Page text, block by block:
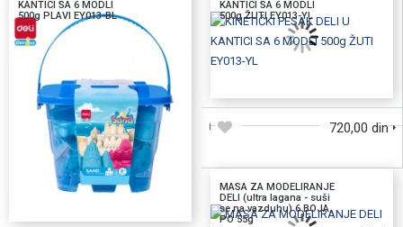
KANTICI SA 6 MODLI
500g PLAVI EY013-BL
KANTICI SA 6 MODLI
500g ŽUTI EY013-YL
720,00 din
MASA ZA MODELIRANJE
DELI (ultra lagana - suši
se na vazduhu) 6 BOJA
PO 55g